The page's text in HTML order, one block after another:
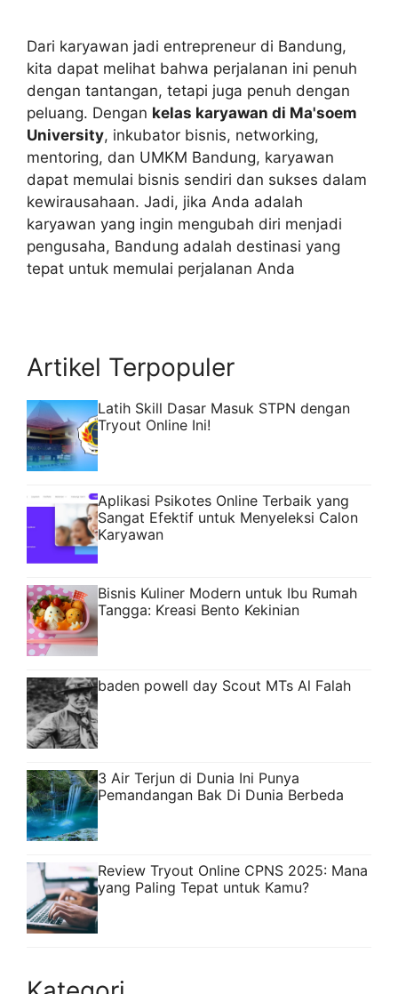
Dari karyawan jadi entrepreneur di Bandung,
kita dapat melihat bahwa perjalanan ini penuh
dengan tantangan, tetapi juga penuh dengan
peluang. Dengan kelas karyawan di Ma'soem
University, inkubator bisnis, networking,
mentoring, dan UMKM Bandung, karyawan
dapat memulai bisnis sendiri dan sukses dalam
kewirausahaan. Jadi, jika Anda adalah
karyawan yang ingin mengubah diri menjadi
pengusaha, Bandung adalah destinasi yang
tepat untuk memulai perjalanan Anda
Artikel Terpopuler
Latih Skill Dasar Masuk STPN dengan
Tryout Online Ini!
Aplikasi Psikotes Online Terbaik yang
Sangat Efektif untuk Menyeleksi Calon
Karyawan
Bisnis Kuliner Modern untuk Ibu Rumah
Tangga: Kreasi Bento Kekinian
baden powell day Scout MTs Al Falah
3 Air Terjun di Dunia Ini Punya
Pemandangan Bak Di Dunia Berbeda
Review Tryout Online CPNS 2025: Mana
yang Paling Tepat untuk Kamu?